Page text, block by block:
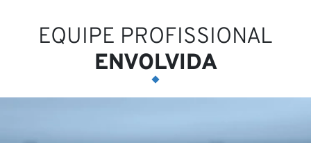
EQUIPE PROFISSIONAL
ENVOLVIDA